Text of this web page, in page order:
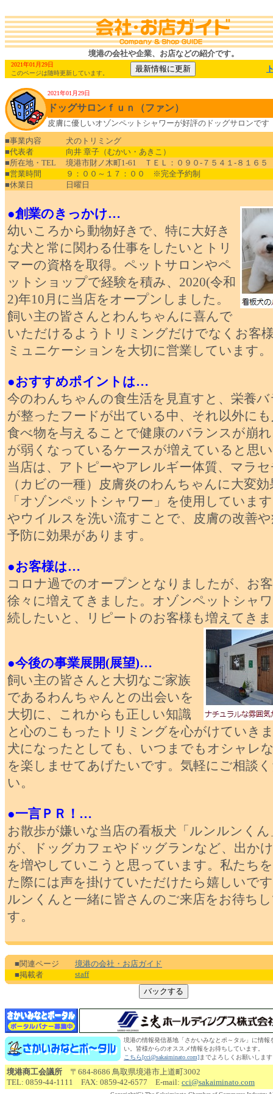
境港の会社や企業、お店などの紹介です。
2021年01月29日
このページは随時更新しています。
2021年01月29日
ドッグサロンｆｕｎ（ファン）
皮膚に優しいオゾンペットシャワーが好評のドッグサロンです
■事業内容
犬のトリミング
■代表者
向井 章子（むかい・あきこ）
■所在地・TEL
境港市財ノ木町1-61 ＴＥＬ：０９０-７５４１-８１６５
■営業時間
９：００～１７：００ ※完全予約制
■休業日
日曜日
●創業のきっかけ…
幼いころから動物好きで、特に大好き
な犬と常に関わる仕事をしたいとトリ
マーの資格を取得。ペットサロンやペ
ットショップで経験を積み、2020(令和
2)年10月に当店をオープンしました。
飼い主の皆さんとわんちゃんに喜んで
いただけるようトリミングだけでなくお客
ミュニケーションを大切に営業しています。
●おすすめポイントは…
今のわんちゃんの食生活を見直すと、栄養
が整ったフードが出ている中、それ以外に
食べ物を与えることで健康のバランスが崩
が弱くなっているケースが増えていると思
当店は、アトピーやアレルギー体質、マラ
（カビの一種）皮膚炎のわんちゃんに大変効
「オゾンペットシャワー」を使用していま
やウイルスを洗い流すことで、皮膚の改善
予防に効果があります。
●お客様は…
コロナ過でのオープンとなりましたが、お
徐々に増えてきました。オゾンペットシャ
続したいと、リピートのお客様も増えてき
●今後の事業展開(展望)…
飼い主の皆さんと大切なご家族
であるわんちゃんとの出会いを
大切に、これからも正しい知識
と心のこもったトリミングを心がけていき
犬になったとしても、いつまでもオシャレ
を楽しませてあげたいです。気軽にご相談
い。
●一言ＰＲ！…
お散歩が嫌いな当店の看板犬「ルンルンく
が、ドッグカフェやドッグランなど、出か
を増やしていこうと思っています。私たち
た際には声を掛けていただけたら嬉しいで
ルンくんと一緒に皆さんのご来店をお待ち
す。
■関連ページ
境港の会社・お店ガイド
■掲載者
staff
境港の情報発信基地「さかいみなとポ～タル」に情報
い。皆様からのオススメ情報をお待ちしています。
こちら[cci@sakaiminato.com]までよろしくお願いしま
境港商工会議所 〒684-8686 鳥取県境港市上道町3002
TEL: 0859-44-1111 FAX: 0859-42-6577 E-mail: cci@sakaiminato.com